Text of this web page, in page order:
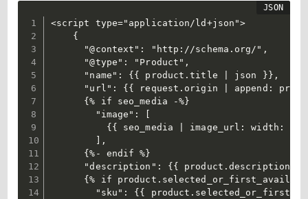
<script type="application/ld+json">
{
"@context": "http://schema.org/",
"@type": "Product",
"name": {{ product.title | json }},
"url": {{ request.origin | append:
{% if seo_media -%}
"image": [
{{ seo_media | image_url: width:
],
{%- endif %}
"description": {{ product.description |
{% if
"sku": {{